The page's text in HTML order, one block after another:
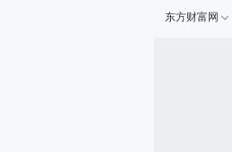
东方财富网